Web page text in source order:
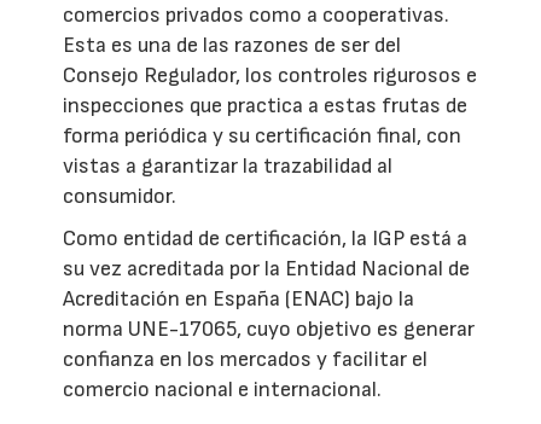
comercios privados como a cooperativas.
Esta es una de las razones de ser del
Consejo Regulador, los controles rigurosos e
inspecciones que practica a estas frutas de
forma periódica y su certificación final, con
vistas a garantizar la trazabilidad al
consumidor.
Como entidad de certificación, la IGP está a
su vez acreditada por la Entidad Nacional de
Acreditación en España (ENAC) bajo la
norma UNE-17065, cuyo objetivo es generar
confianza en los mercados y facilitar el
comercio nacional e internacional.